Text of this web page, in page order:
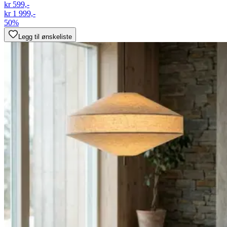
kr 599,-
kr 1 999,-
50%
Legg til ønskeliste